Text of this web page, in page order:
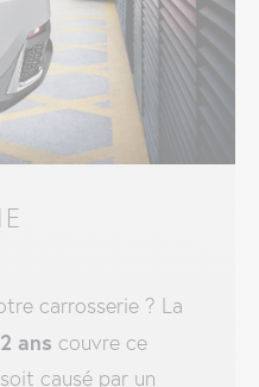
carrosserie ? La
ans couvre ce
causé par un